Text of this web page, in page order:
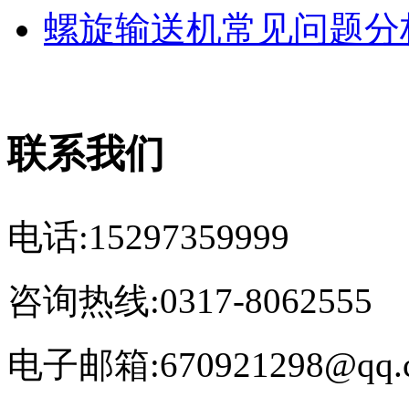
螺旋输送机常见问题
联系我们
电话:15297359999
咨询热线:0317-8062555
电子邮箱